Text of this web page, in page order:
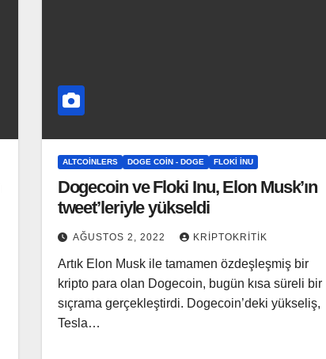
ALTCOINLERS DOGE COIN - DOGE FLOKI İNU
Dogecoin ve Floki Inu, Elon Musk’ın
tweet’leriyle yükseldi
AĞUSTOS 2, 2022 KRIPTOKRITIK
Artık Elon Musk ile tamamen özdeşleşmiş bir
kripto para olan Dogecoin, bugün kısa süreli bir
sıçrama gerçekleştirdi. Dogecoin’deki yükseliş,
Tesla…